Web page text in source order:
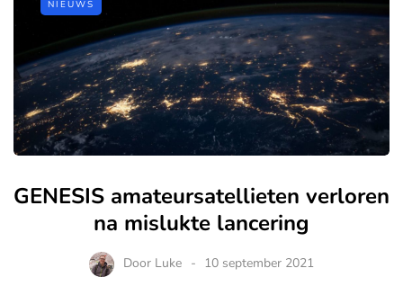
NIEUWS
GENESIS amateursatellieten verloren
na mislukte lancering
Door Luke 10 september 2021